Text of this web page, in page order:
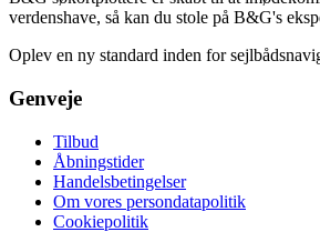
verdenshave, så kan du stole på B&G's
Oplev en ny standard inden for
Genveje
Tilbud
Åbningstider
Handelsbetingelser
Om vores persondatapolitik
Cookiepolitik